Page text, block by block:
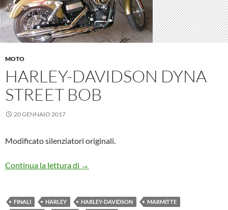
MOTO
HARLEY-DAVIDSON DYNA
STREET BOB
20 GENNAIO 2017
Modificato silenziatori originali.
Continua la lettura di Harley-Davidson Dyna Street Bob
→
FINALI HARLEY HARLEY-DAVIDSON
MARMITTE